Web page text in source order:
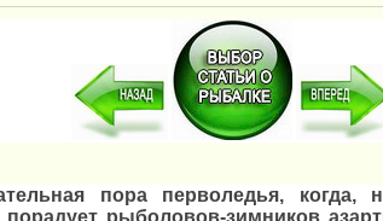
пора перволедья, когда,
порадует рыболовов-зимников